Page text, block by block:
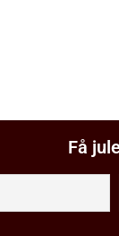
Få